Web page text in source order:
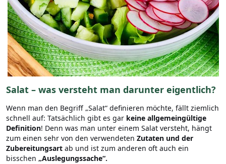
Salat – was versteht man darunter eigentlich?
Wenn man den Begriff „Salat“ definieren möchte, fällt ziemlich
schnell auf: Tatsächlich gibt es gar keine allgemeingültige
Definition! Denn was man unter einem Salat versteht, hängt
zum einen sehr von den verwendeten Zutaten und der
Zubereitungsart ab und ist zum anderen oft auch ein
bisschen „Auslegungssache“.